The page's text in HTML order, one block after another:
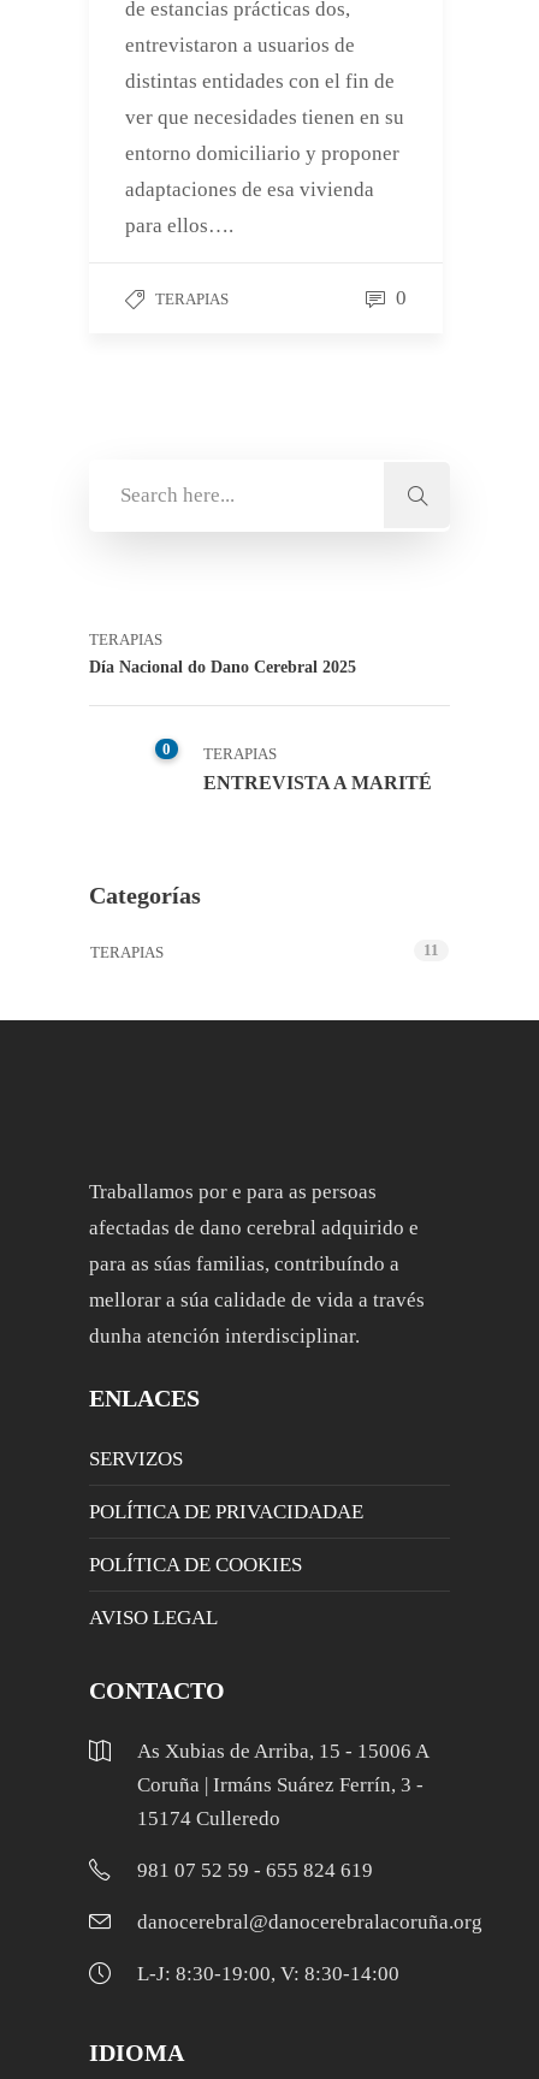
de estancias prácticas dos,
entrevistaron a usuarios de
distintas entidades con el fin de
ver que necesidades tienen en su
entorno domiciliario y proponer
adaptaciones de esa vivienda
para ellos….
TERAPIAS 0
TERAPIAS
Día Nacional do Dano Cerebral 2025
0 TERAPIAS
ENTREVISTA A MARITÉ
Categorías
TERAPIAS 11
Traballamos por e para as persoas
afectadas de dano cerebral adquirido e
para as súas familias, contribuíndo a
mellorar a súa calidade de vida a través
dunha atención interdisciplinar.
ENLACES
SERVIZOS
POLÍTICA DE PRIVACIDADAE
POLÍTICA DE COOKIES
AVISO LEGAL
CONTACTO
As Xubias de Arriba, 15 - 15006 A
Coruña | Irmáns Suárez Ferrín, 3 -
15174 Culleredo
981 07 52 59 - 655 824 619
danocerebral@danocerebralacoruña.org
L-J: 8:30-19:00, V: 8:30-14:00
IDIOMA